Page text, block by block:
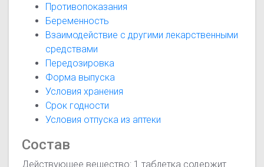
Противопоказания
Беременность
Взаимодействие с другими лекарственными
средствами
Передозировка
Форма выпуска
Условия хранения
Срок годности
Условия отпуска из аптеки
Состав
Действующее вещество: 1 таблетка содержит